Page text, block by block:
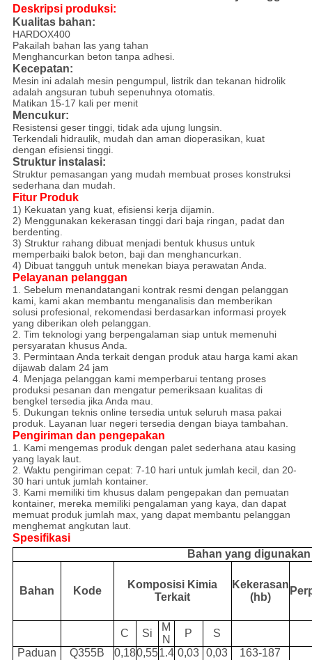
Deskripsi produksi:
Kualitas bahan:
HARDOX400
Pakailah bahan las yang tahan
Menghancurkan beton tanpa adhesi.
Kecepatan:
Mesin ini adalah mesin pengumpul, listrik dan tekanan hidrolik
adalah angsuran tubuh sepenuhnya otomatis.
Matikan 15-17 kali per menit
Mencukur:
Resistensi geser tinggi, tidak ada ujung lungsin.
Terkendali hidraulik, mudah dan aman dioperasikan, kuat
dengan efisiensi tinggi.
Struktur instalasi:
Struktur pemasangan yang mudah membuat proses konstruksi
sederhana dan mudah.
Fitur Produk
1) Kekuatan yang kuat, efisiensi kerja dijamin.
2) Menggunakan kekerasan tinggi dari baja ringan, padat dan
berdenting.
3) Struktur rahang dibuat menjadi bentuk khusus untuk
memperbaiki balok beton, baji dan menghancurkan.
4) Dibuat tangguh untuk menekan biaya perawatan Anda.
Pelayanan pelanggan
1. Sebelum menandatangani kontrak resmi dengan pelanggan
kami, kami akan membantu menganalisis dan memberikan
solusi profesional, rekomendasi berdasarkan informasi proyek
yang diberikan oleh pelanggan.
2. Tim teknologi yang berpengalaman siap untuk memenuhi
persyaratan khusus Anda.
3. Permintaan Anda terkait dengan produk atau harga kami akan
dijawab dalam 24 jam
4. Menjaga pelanggan kami memperbarui tentang proses
produksi pesanan dan mengatur pemeriksaan kualitas di
bengkel tersedia jika Anda mau.
5. Dukungan teknis online tersedia untuk seluruh masa pakai
produk. Layanan luar negeri tersedia dengan biaya tambahan.
Pengiriman dan pengepakan
1. Kami mengemas produk dengan palet sederhana atau kasing
yang layak laut.
2. Waktu pengiriman cepat: 7-10 hari untuk jumlah kecil, dan 20-
30 hari untuk jumlah kontainer.
3. Kami memiliki tim khusus dalam pengepakan dan pemuatan
kontainer, mereka memiliki pengalaman yang kaya, dan dapat
memuat produk jumlah max, yang dapat membantu pelanggan
menghemat angkutan laut.
Spesifikasi
Bahan yang digunakan
Bahan Kode
Komposisi Kimia
Terkait
Kekerasan
(hb)
C Si
M
N
P
S
Paduan
Q355B 0,180,551.4 0,03 0,03
163-187